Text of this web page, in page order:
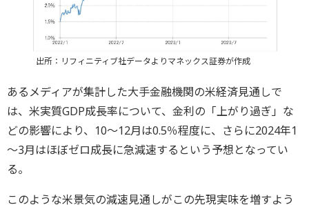
出所：リフィニティブ社データよりマネックス証券が作成
あるメディアが集計した大手金融機関の米経済見通しで
は、米実質GDP成長率について、金利の「上がり過ぎ」な
どの影響により、10～12月は0.5％程度に、さらに2024年1
～3月はほぼゼロ成長に急減速するという予想となってい
る。
このような米景気の減速見通しがこの先現実味を増すよう